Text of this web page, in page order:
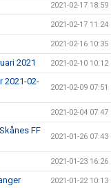
2021-02-17 18:59
2021-02-17 11:24
2021-02-16 10:35
2021 2021-02-10 10:12
2021-02-
2021-02-09 07:51
2021-02-04 07:47
FF
2021-01-26 07:43
2021-01-23 16:26
2021-01-22 10:13